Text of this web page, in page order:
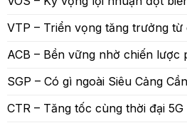
VTP – Triển vọng tăng trưởng từ
ACB – Bền vững nhờ chiến lược
SGP – Có gì ngoài Siêu Cảng
CTR – Tăng tốc cùng thời đại 5G